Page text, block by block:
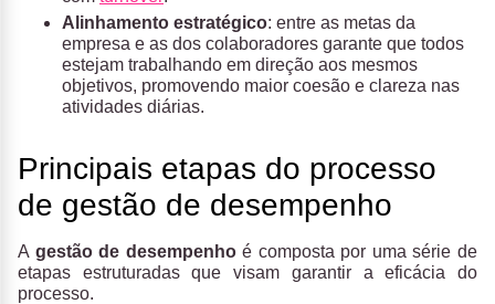
Alinhamento estratégico: entre as metas da
empresa e as dos colaboradores garante que todos
estejam trabalhando em direção aos mesmos
objetivos, promovendo maior coesão e clareza nas
atividades diárias.
Principais etapas do processo
de gestão de desempenho
A gestão de desempenhoé composta por uma série de
etapas estruturadas que visam garantir a eficácia do
processo.